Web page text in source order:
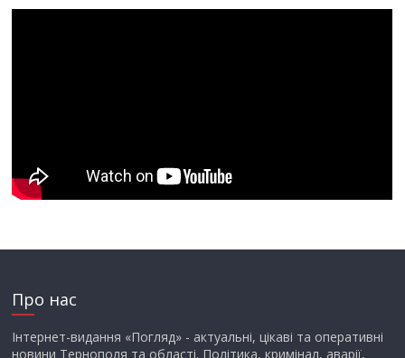
Про нас
Інтернет-видання «Погляд» - актуальні, цікаві та оперативні
новини Тернополя та області. Політика, кримінал, аварії,